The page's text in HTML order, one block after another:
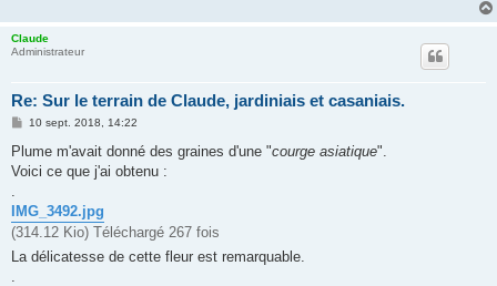
Claude
Administrateur
Re: Sur le terrain de Claude, jardiniais et casaniais.
M
s
a
10 sept. 2018, 14:22
Plume m'avait donné des graines d'une "courge asiatique"
Voici ce que j'ai obtenu :
IMG_3492.jpg
(314.12 Kio) Téléchargé 267 fois
La délicatesse de cette fleur est remarquable.